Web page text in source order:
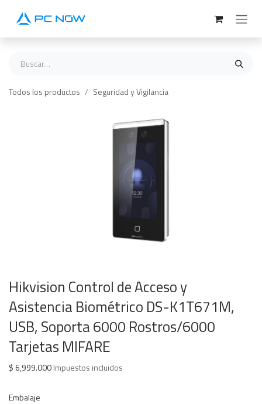
Todos los productos Seguridad y Vigilancia
Hikvision Control de Acceso y
Asistencia Biométrico DS-K1T671M,
USB, Soporta 6000 Rostros/6000
Tarjetas MIFARE
$ 6,999.000Impuestos incluidos
Embalaje